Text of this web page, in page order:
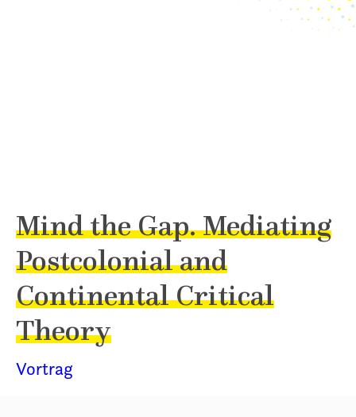
Mind the Gap. Mediating
Postcolonial and
Continental Critical
Theory
Vortrag